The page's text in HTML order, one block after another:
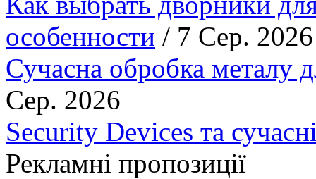
особенности / 7 Сер. 2026
Сучасна обробка металу
Сер. 2026
Security Devices та
Рекламні пропозиції